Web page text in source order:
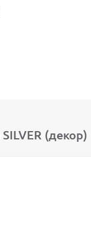
SILVER (декор)